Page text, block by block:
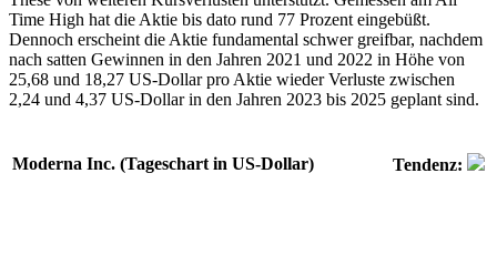
Time High hat die Aktie bis dato rund 77 Prozent eingebüßt.
Dennoch erscheint die Aktie fundamental schwer greifbar, nachdem
nach satten Gewinnen in den Jahren 2021 und 2022 in Höhe von
25,68 und 18,27 US-Dollar pro Aktie wieder Verluste zwischen
2,24 und 4,37 US-Dollar in den Jahren 2023 bis 2025 geplant sind.
Moderna Inc. (Tageschart in US-Dollar) Tendenz: